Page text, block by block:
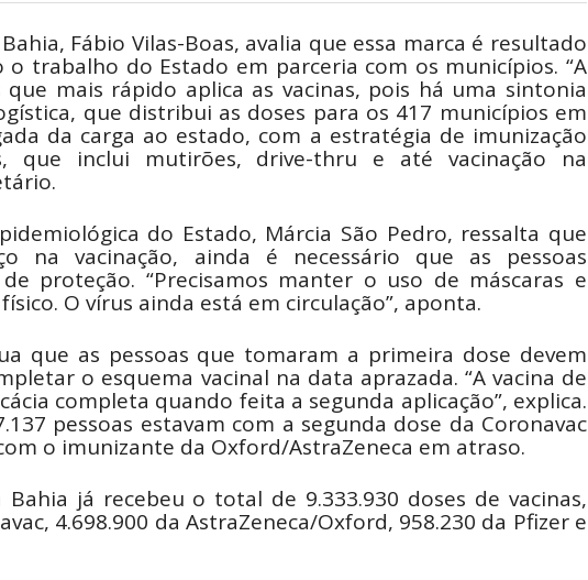
Fábio Vilas-Boas, avalia que essa marca é resultado
trabalho do Estado em parceria com os municípios. “A
mais rápido aplica as vacinas, pois há uma sintonia
que distribui as doses para os 417 municípios em
da carga ao estado, com a estratégia de imunização
que inclui mutirões, drive-thru e até vacinação na
do Estado, Márcia São Pedro, ressalta que
na vacinação, ainda é necessário que as pessoas
proteção. “Precisamos manter o uso de máscaras e
O vírus ainda está em circulação”, aponta.
que as pessoas que tomaram a primeira dose devem
o esquema vacinal na data aprazada. “A vacina de
completa quando feita a segunda aplicação”, explica.
pessoas estavam com a segunda dose da Coronavac
o imunizante da Oxford/AstraZeneca em atraso.
já recebeu o total de 9.333.930 doses de vacinas,
4.698.900 da AstraZeneca/Oxford, 958.230 da Pfizer e